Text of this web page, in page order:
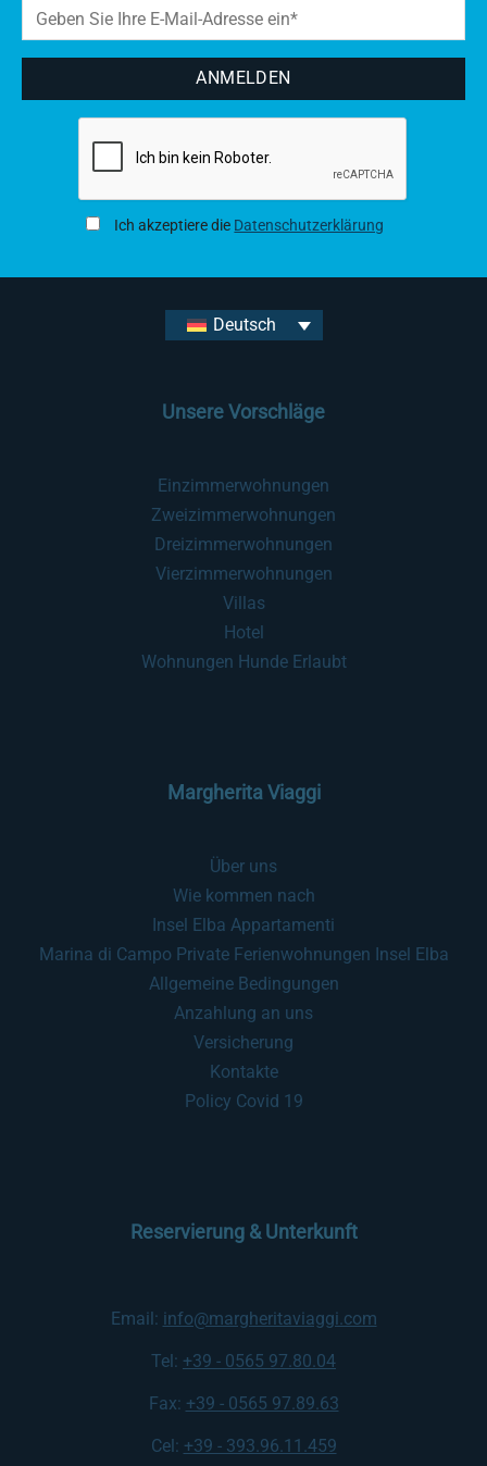
Ich akzeptiere die Datenschutzerklärung
Deutsch
Unsere Vorschläge
Einzimmerwohnungen
Zweizimmerwohnungen
Dreizimmerwohnungen
Vierzimmerwohnungen
Villas
Hotel
Wohnungen Hunde Erlaubt
Margherita Viaggi
Über uns
Wie kommen nach
Insel Elba Appartamenti
Marina di Campo Private Ferienwohnungen Insel Elba
Allgemeine Bedingungen
Anzahlung an uns
Versicherung
Kontakte
Policy Covid 19
Reservierung & Unterkunft
Email: info@margheritaviaggi.com
Tel: +39 - 0565 97.80.04
Fax: +39 - 0565 97.89.63
Cel: +39 - 393.96.11.459